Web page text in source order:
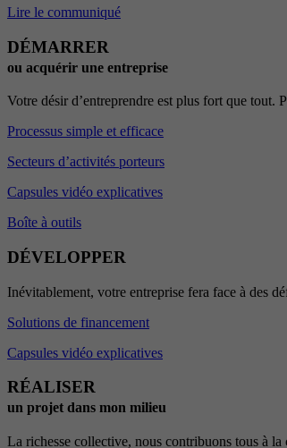
Lire le communiqué
DÉMARRER
ou acquérir une entreprise
Votre désir d’entreprendre est plus fort que tout.
Processus simple et efficace
Secteurs d’activités porteurs
Capsules vidéo explicatives
Boîte à outils
DÉVELOPPER
Inévitablement, votre entreprise fera face à des
Solutions de financement
Capsules vidéo explicatives
RÉALISER
un projet dans mon milieu
La richesse collective, nous contribuons tous à la